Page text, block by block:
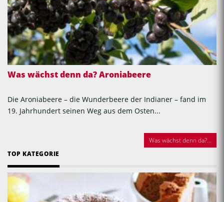
Was wächst denn da? Aroniabeere
Die Aroniabeere – die Wunderbeere der Indianer – fand im
19. Jahrhundert seinen Weg aus dem Osten...
Was wächst denn da?...
TOP KATEGORIE